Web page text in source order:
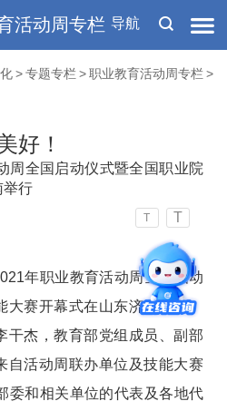
导航
活动周专栏
> 专题专栏 > 职业教育活动周专栏 >
好！
全国启动仪式暨全国职业院
举行
T T
年职业教育活动周全国启动
赛开幕式在山东济南举行。
干杰，教育部党组成员、副部
自活动周联办单位及技能大赛
委和相关单位的代表及各地代